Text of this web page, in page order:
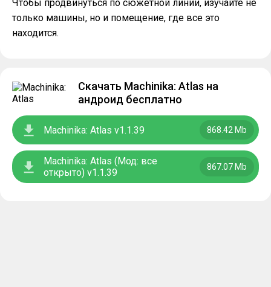
Чтобы продвинуться по сюжетной линии, изучайте не
только машины, но и помещение, где все это
находится.
Скачать Machinika: Atlas на
андроид бесплатно
Machinika: Atlas v1.1.39 868.42 Mb
Machinika: Atlas (Мод: все
открыто) v1.1.39
867.07 Mb